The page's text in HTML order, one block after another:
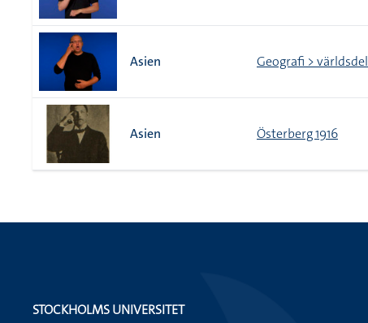
Asien Geografi > världsdel
Asien Österberg 1916
STOCKHOLMS UNIVERSITET